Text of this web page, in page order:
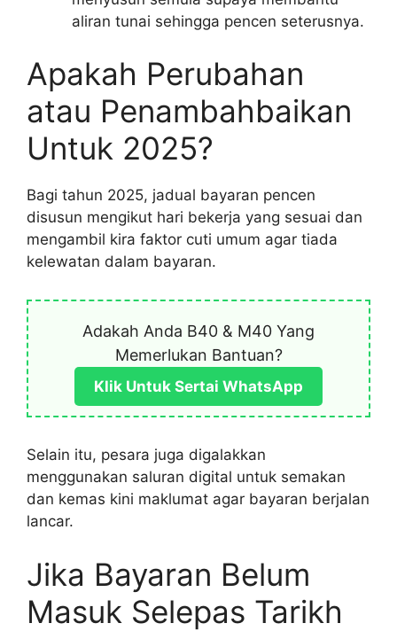
aliran tunai sehingga pencen seterusnya.
Apakah Perubahan
atau Penambahbaikan
Untuk 2025?
Bagi tahun 2025, jadual bayaran pencen
disusun mengikut hari bekerja yang sesuai dan
mengambil kira faktor cuti umum agar tiada
kelewatan dalam bayaran.
Adakah Anda B40 & M40 Yang
Memerlukan Bantuan?
Klik Untuk Sertai WhatsApp
Selain itu, pesara juga digalakkan
menggunakan saluran digital untuk semakan
dan kemas kini maklumat agar bayaran berjalan
lancar.
Jika Bayaran Belum
Masuk Selepas Tarikh